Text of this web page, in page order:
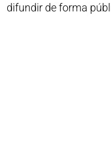
difundir de forma